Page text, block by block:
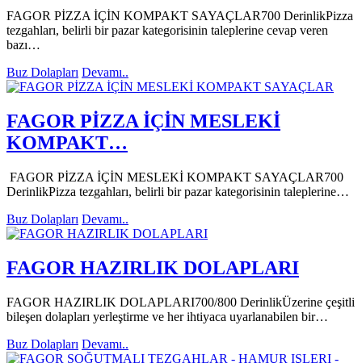
FAGOR PİZZA İÇİN KOMPAKT SAYAÇLAR700 DerinlikPizza
tezgahları, belirli bir pazar kategorisinin taleplerine cevap veren
bazı…
Buz Dolapları Devamı..
FAGOR PİZZA İÇİN MESLEKİ
KOMPAKT…
FAGOR PİZZA İÇİN MESLEKİ KOMPAKT SAYAÇLAR700
DerinlikPizza tezgahları, belirli bir pazar kategorisinin taleplerine…
Buz Dolapları Devamı..
FAGOR HAZIRLIK DOLAPLARI
FAGOR HAZIRLIK DOLAPLARI700/800 DerinlikÜzerine çeşitli
bileşen dolapları yerleştirme ve her ihtiyaca uyarlanabilen bir…
Buz Dolapları Devamı..